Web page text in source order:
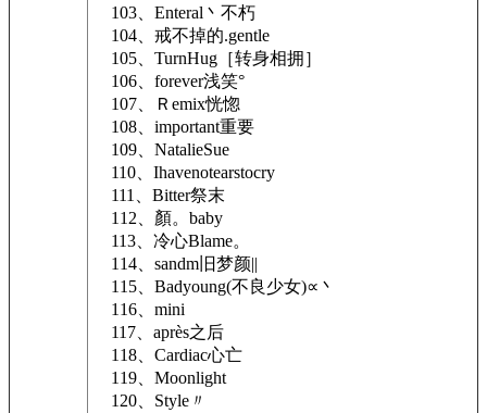
103、Enteral丶不朽
104、戒不掉的.gentle
105、TurnHug［转身相拥］
106、forever浅笑°
107、Ｒemix恍惚
108、important重要
109、NatalieSue
110、Ihavenotearstocry
111、Bitter祭末
112、顏。baby
113、冷心Blame。
114、sandm旧梦颜||
115、Badyoung(不良少女)∝丶
116、mini
117、après之后
118、Cardiac心亡
119、Moonlight
120、Style〃